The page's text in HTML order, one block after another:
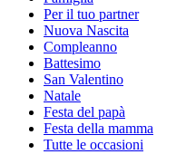
Per il tuo partner
Nuova Nascita
Compleanno
Battesimo
San Valentino
Natale
Festa del papà
Festa della mamma
Tutte le occasioni